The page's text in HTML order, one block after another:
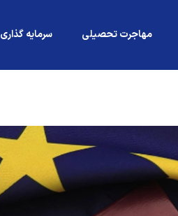
مهاجرت تحصیلی سرمایه گذاری